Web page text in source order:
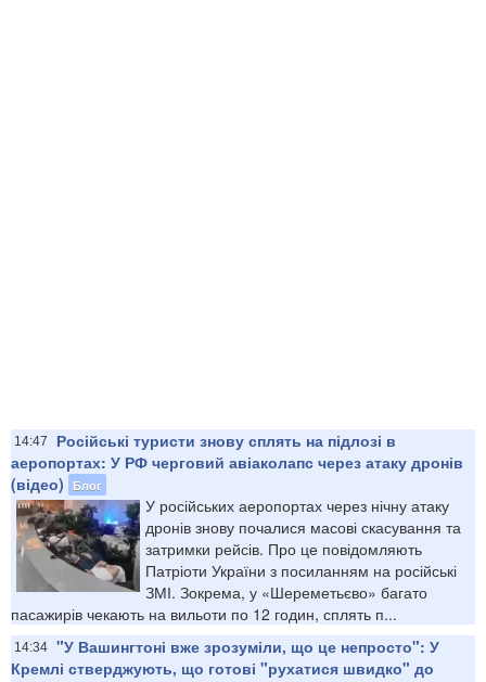
14:47
Російські туристи знову сплять на підлозі в
аеропортах: У РФ черговий авіаколапс через атаку дронів
(відео)
Блог
У російських аеропортах через нічну атаку
дронів знову почалися масові скасування та
затримки рейсів. Про це повідомляють
Патріоти України з посиланням на російські
ЗМІ. Зокрема, у «Шереметьєво» багато
пасажирів чекають на вильоти по 12 годин, сплять п...
14:34 "У Вашингтоні вже зрозуміли, що це непросто": У
Кремлі стверджують, що готові "рухатися швидко" до